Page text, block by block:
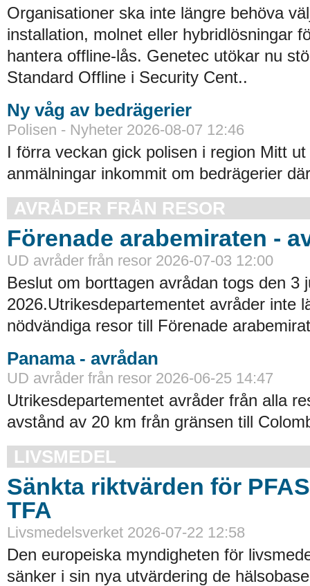
Organisationer ska inte längre behöva
installation, molnet eller hybridlösningar
hantera offline-lås. Genetec utökar nu
Standard Offline i Security Cent..
Ny våg av bedrägerier
Polisen - Nyheter 2026-08-07 12:46
I förra veckan gick polisen i region Mitt
anmälningar inkommit om bedrägerier
AVRÅDER FRÅN RESOR
Förenade arabemiraten -
UD avråder från resor 2026-07-03 12:00
Beslut om borttagen avrådan togs den 3
2026.Utrikesdepartementet avråder inte
nödvändiga resor till Förenade
Panama - avrådan
UD avråder från resor 2026-06-25 14:47
Utrikesdepartementet avråder från alla
avstånd av 20 km från gränsen till
LIVSMEDEL
Sänkta riktvärden för
TFA
Livsmedelsverket 2026-07-22 12:58
Den europeiska myndigheten för
sänker i sin nya utvärdering de